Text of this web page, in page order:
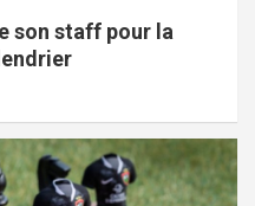
son staff pour la